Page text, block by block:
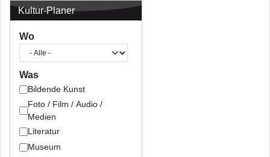
Kultur-Planer
Wo
Was
Bildende Kunst
Foto / Film / Audio /
Medien
Literatur
Museum